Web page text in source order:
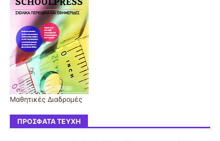
Μαθητικές Διαδρομές
ΠΡΌΣΦΑΤΑ ΤΕΎΧΗ